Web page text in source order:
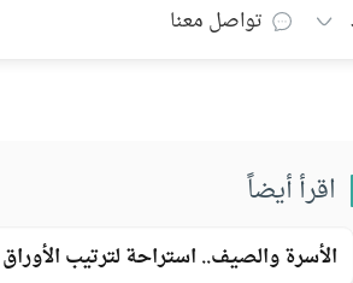
تواصل معنا
اقرأ أيضاً
الأسرة والصيف.. استراحة لترتيب الأوراق